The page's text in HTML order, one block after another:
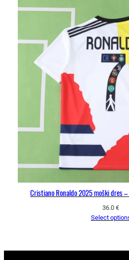
Cristiano Ronaldo 2025 moški dres
36.0 €
Select